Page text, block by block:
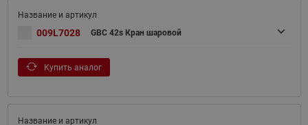
009L7028 GBC 42s Кран шаровой
Купить аналог